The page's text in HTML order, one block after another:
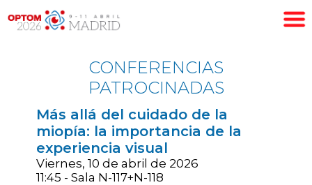
CONFERENCIAS
PATROCINADAS
Más allá del cuidado de la
miopía: la importancia de la
experiencia visual
Viernes, 10 de abril de 2026
11:45 - Sala N-117+N-118